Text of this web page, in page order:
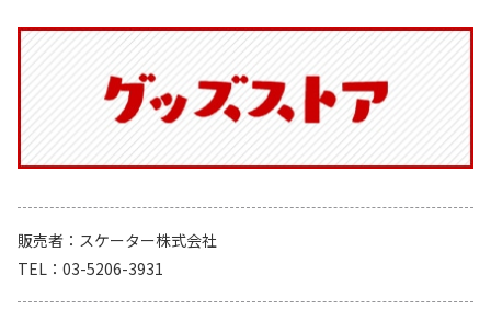
販売者
スケーター株式会社
TEL
03-5206-3931